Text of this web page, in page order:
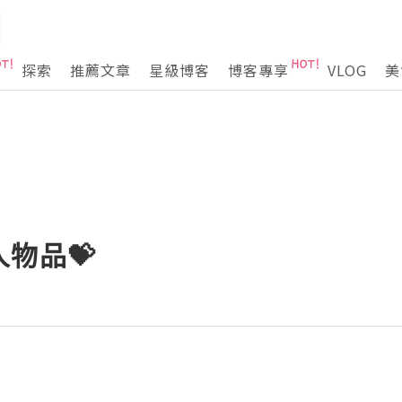
探索 推薦文章 星級博客 博客專享 VLOG
物品💝